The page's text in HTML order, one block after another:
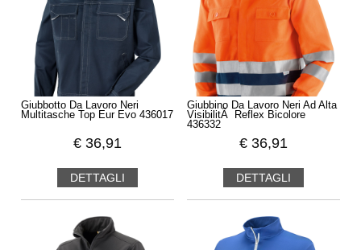
Giubbotto Da Lavoro Neri
Multitasche Top Eur Evo 436017
€ 36,91
DETTAGLI
Giubbino Da Lavoro Neri Ad Alta
VisibilitÃ Reflex Bicolore
436332
€ 36,91
DETTAGLI